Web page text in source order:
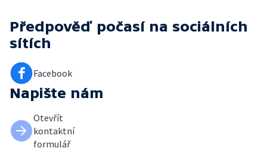
Předpověď počasí na sociálních
sítích
Facebook
Napište nám
Otevřít
kontaktní
formulář